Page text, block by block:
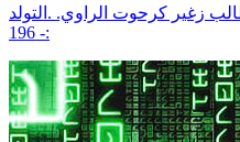
زغير كرحوت الراوي. .التولد
:- 196